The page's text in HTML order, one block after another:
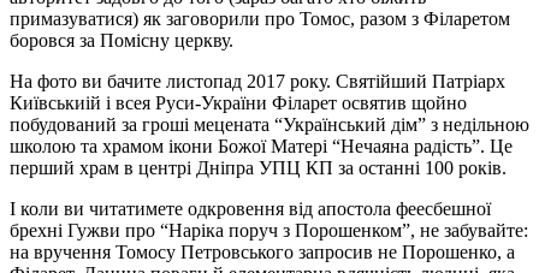
примазуватися) як заговорили про Томос, разом з Філаретом
боровся за Помісну церкву.
На фото ви бачите листопад 2017 року. Святійший Патріарх
Київськиій і всея Руси-України Філарет освятив щойно
побудований за гроші мецената “Український дім” з недільною
школою та храмом ікони Божої Матері “Нечаяна радість”. Це
перший храм в центрі Дніпра УПЦ КП за останні 100 років.
І коли ви читатимете одкровення від апостола феесбешної
брехні Гужви про “Наріка поруч з Порошенком”, не забувайте:
на вручення Томосу Петровського запросив не Порошенко, а